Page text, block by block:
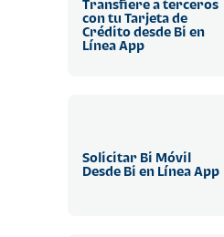
Transfiere a terceros
con tu Tarjeta de
Crédito desde Bi en
Línea App
Solicitar Bi Móvil
Desde Bi en Línea App